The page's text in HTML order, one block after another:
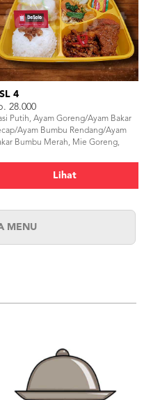
4
28.000
Putih, Ayam Goreng/Ayam Bakar
Ayam Bumbu Rendang/Ayam
Bumbu Merah, Mie Goreng,
Lihat
MENU